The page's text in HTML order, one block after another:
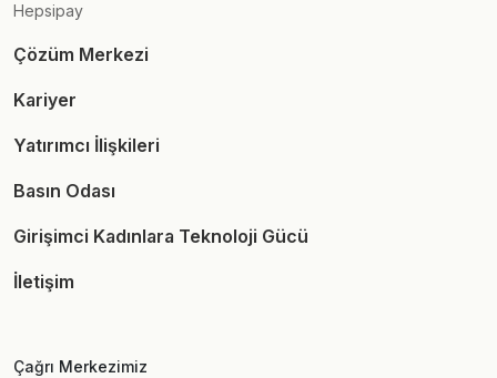
Hepsipay
Çözüm Merkezi
Kariyer
Yatırımcı İlişkileri
Basın Odası
Girişimci Kadınlara Teknoloji Gücü
İletişim
Çağrı Merkezimiz